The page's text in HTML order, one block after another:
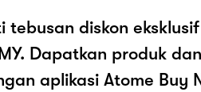
tebusan diskon
Dapatkan produk
aplikasi Atome Buy